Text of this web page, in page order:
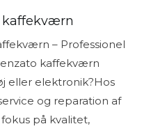
kaffekværn
– Professionel
kaffekværn
eller elektronik?Hos
og reparation af
på kvalitet,